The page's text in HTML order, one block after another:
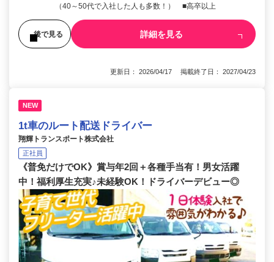
（40～50代で入社した人も多数！） ■高卒以上
後で見る 詳細を見る
更新日： 2026/04/17 掲載終了日： 2027/04/23
NEW
1t車のルート配送ドライバー
翔輝トランスポート株式会社
正社員
《普免だけでOK》賞与年2回＋各種手当有！男女活躍
中！福利厚生充実♪未経験OK！ドライバーデビュー◎